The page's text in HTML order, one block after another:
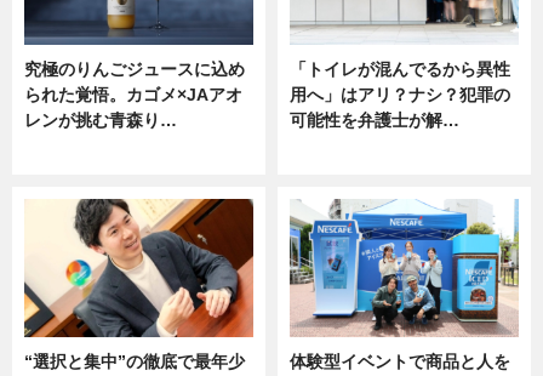
究極のりんごジュースに込め
られた覚悟。カゴメ×JAアオ
レンが挑む青森り…
「トイレが混んでるから異性
用へ」はアリ？ナシ？犯罪の
可能性を弁護士が解…
“選択と集中”の徹底で最年少
体験型イベントで商品と人を